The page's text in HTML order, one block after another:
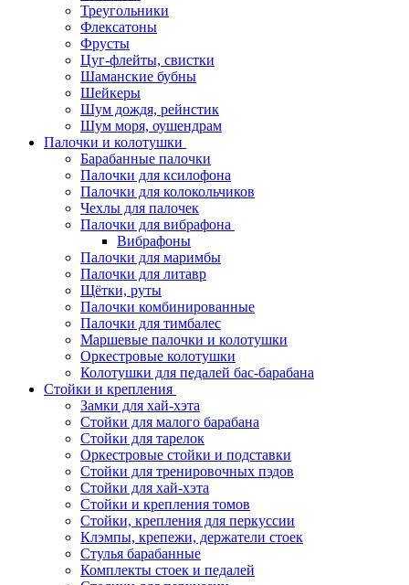
Треугольники
Флексатоны
Фрусты
Цуг-флейты, свистки
Шаманские бубны
Шейкеры
Шум дождя, рейнстик
Шум моря, оушендрам
Палочки и колотушки
Барабанные палочки
Палочки для ксилофона
Палочки для колокольчиков
Чехлы для палочек
Палочки для вибрафона
Вибрафоны
Палочки для маримбы
Палочки для литавр
Щётки, руты
Палочки комбинированные
Палочки для тимбалес
Маршевые палочки и колотушки
Оркестровые колотушки
Колотушки для педалей бас-барабана
Стойки и крепления
Замки для хай-хэта
Стойки для малого барабана
Стойки для тарелок
Оркестровые стойки и подставки
Стойки для тренировочных пэдов
Стойки для хай-хэта
Стойки и крепления томов
Стойки, крепления для перкуссии
Клэмпы, крепежи, держатели стоек
Стулья барабанные
Комплекты стоек и педалей